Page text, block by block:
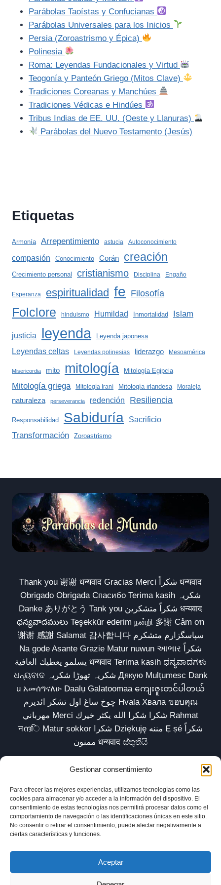
Gestionar consentimiento
Para ofrecer las mejores experiencias, utilizamos tecnologías como las
cookies para almacenar y/o acceder a la información del dispositivo. El
consentimiento de estas tecnologías nos permitirá procesar datos como el
comportamiento de navegación o las identificaciones únicas en este sitio.
No consentir o retirar el consentimiento, puede afectar negativamente a
ciertas características y funciones.
Aceptar
Parábolas Taoístas y Confucianas
Parábolas Universales para los Inicios
Persia (Zoroastrismo y Épica)
Polinesia
Roma: Leyendas Fundacionales y Virtud
Teogonía y Panteón Griego (Mitos Clave)
Tradiciones Coreanas y Manchúes
Tradiciones Védicas e Hindúes
Tribus Indias de EE. UU. (Oeste y Llanuras)
Parábolas del Nuevo Testamento (Jesús)
Etiquetas
Armonía Arrepentimiento astucia Autoconocimiento
compasión Conocimiento Corán creación
Crecimiento personal cristianismo Disciplina Engaño
Esperanza espiritualidad fe Filosofía
Folclore hinduismo Humildad Inmortalidad Islam
justicia leyenda Leyenda japonesa
Leyendas celtas Leyendas polinesias liderazgo Mesoamérica
Misericordia mito mitología Mitología Egipcia
Mitología griega Mitología Iraní Mitología irlandesa Moraleja
naturaleza perseverancia redención Resiliencia
Responsabilidad Sabiduría Sacrificio
Transformación Zoroastrismo
Thank you 谢谢 धन्यवाद Gracias Merci شكراً धन्यवाद
Obrigado Obrigada Спасибо Terima kasih شکریہ
Danke ありがとう Tank you شكراً متشكرين धन्यवाद
ధన్యవాదములు Teşekkür ederim நன்றி 多謝 Cảm ơn
谢谢 感謝 Salamat 감사합니다 سپاسگزارم متشکرم
Na gode Asante Grazie Matur nuwun આભાર شكراً
يسلمو يعطيك العافية धन्यवाद Terima kasih ಧನ್ಯವಾದಗಳು
ଧନ୍ୟବାଦ شکریہ تھوڑا شکریہ Дякую Mulțumesc Dank
u አመሰግናለሁ Daalụ Galatoomaa ကျေးဇူးတင်ပါတယ်
چوخ ساغ اول تشکر ائدیرم Hvala Хвала ขอบคุณ
مهرباني Merci شكرا شكرا الله يكثر خيرك Rahmat
नന്ദि Matur sokkor شكرا Dziękuję مننه Ẹ ṣé شكراً
ممنون धन्यवाद ස්තුතියි
Inicio Biblioteca Parábolas TV
Comunidad
Esencia
Blog
Política de privacidad
Aviso legal
Política de cookies (UE)